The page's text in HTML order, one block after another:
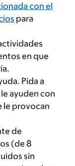
con el
para
en que
Pida a
ayuden con
le provocan
de
(de 8
sin